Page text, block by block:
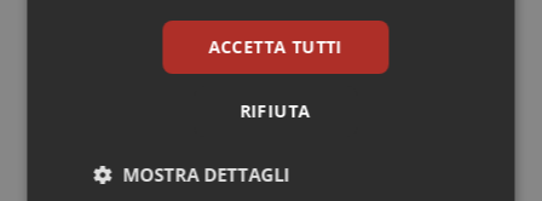
Tumori del Polmone & Testa Collo
Caldo. Ministero: oltre 1.700 chiamate
al numero 1500 dal 22 giugno.
Proseguono monitoraggi e campagna
informativa
mascherine contraffatte in Procura.
ACCETTA TUTTI
RIFIUTA
MOSTRA DETTAGLI